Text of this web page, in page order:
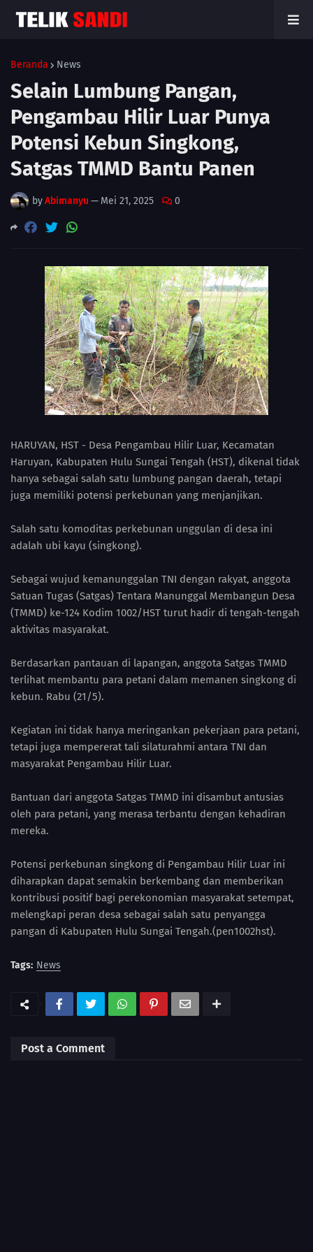
Beranda News
Selain Lumbung Pangan,
Pengambau Hilir Luar Punya
Potensi Kebun Singkong,
Satgas TMMD Bantu Panen
byAbimanyu — Mei 21, 2025 0
HARUYAN, HST - Desa Pengambau Hilir Luar, Kecamatan
Haruyan, Kabupaten Hulu Sungai Tengah (HST), dikenal tidak
hanya sebagai salah satu lumbung pangan daerah, tetapi
juga memiliki potensi perkebunan yang menjanjikan.
Salah satu komoditas perkebunan unggulan di desa ini
adalah ubi kayu (singkong).
Sebagai wujud kemanunggalan TNI dengan rakyat, anggota
Satuan Tugas (Satgas) Tentara Manunggal Membangun Desa
(TMMD) ke-124 Kodim 1002/HST turut hadir di tengah-tengah
aktivitas masyarakat.
Berdasarkan pantauan di lapangan, anggota Satgas TMMD
terlihat membantu para petani dalam memanen singkong di
kebun. Rabu (21/5).
Kegiatan ini tidak hanya meringankan pekerjaan para petani,
tetapi juga mempererat tali silaturahmi antara TNI dan
masyarakat Pengambau Hilir Luar.
Bantuan dari anggota Satgas TMMD ini disambut antusias
oleh para petani, yang merasa terbantu dengan kehadiran
mereka.
Potensi perkebunan singkong di Pengambau Hilir Luar ini
diharapkan dapat semakin berkembang dan memberikan
kontribusi positif bagi perekonomian masyarakat setempat,
melengkapi peran desa sebagai salah satu penyangga
pangan di Kabupaten Hulu Sungai Tengah.(pen1002hst).
Tags: News
Post a Comment